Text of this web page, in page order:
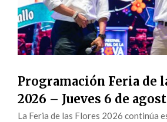
Programación Feria de
2026 – Jueves 6 de
La Feria de las Flores 2026 continúa